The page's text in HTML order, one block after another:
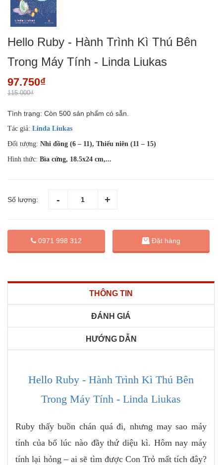
Hello Ruby - Hành Trình Kì Thú Bên
Trong Máy Tính - Linda Liukas
97.750₫
115.000₫
Tình trạng: Còn 500 sản phẩm có sẵn.
Tác giả: Linda Liukas
Đối tượng: Nhi đồng (6 – 11), Thiếu niên (11 – 15)
Hình thức: Bìa cứng, 18.5x24 cm,...
Số lượng:
0971 998 312 Đặt hàng
THÔNG TIN
ĐÁNH GIÁ
HƯỚNG DẪN
Hello Ruby - Hành Trình Kì Thú Bên
Trong Máy Tính - Linda Liukas
Ruby thấy buồn chán quá đi, nhưng may sao máy
tính của bố lúc nào đầy thứ diệu kì. Hôm nay máy
tính lại hỏng – ai sẽ tìm được Con Trỏ mất tích đây?